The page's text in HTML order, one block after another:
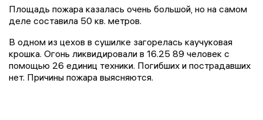
Площадь пожара казалась очень большой, но на самом
деле составила 50 кв. метров.
В одном из цехов в сушилке загорелась каучуковая
крошка. Огонь ликвидировали в 16.25 89 человек с
помощью 26 единиц техники. Погибших и пострадавших
нет. Причины пожара выясняются.